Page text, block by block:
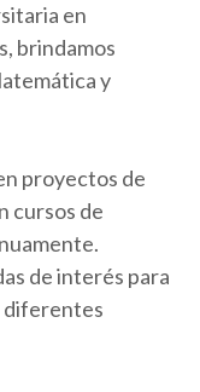
en
brindamos
y
proyectos de
cursos de
de interés para
diferentes